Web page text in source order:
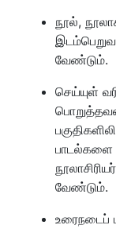
நூல்,
வேண்டும்.
செய்யுள்
பாடல்களை
வேண்டும்.
உரைநடைப்